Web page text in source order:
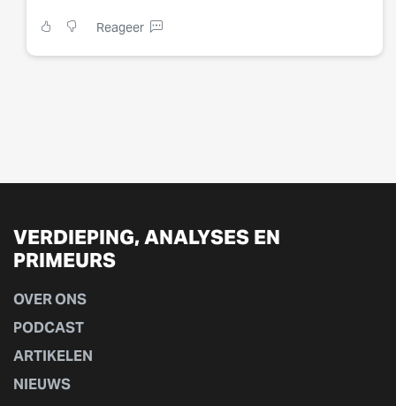
Reageer
VERDIEPING, ANALYSES EN
PRIMEURS
OVER ONS
PODCAST
ARTIKELEN
NIEUWS